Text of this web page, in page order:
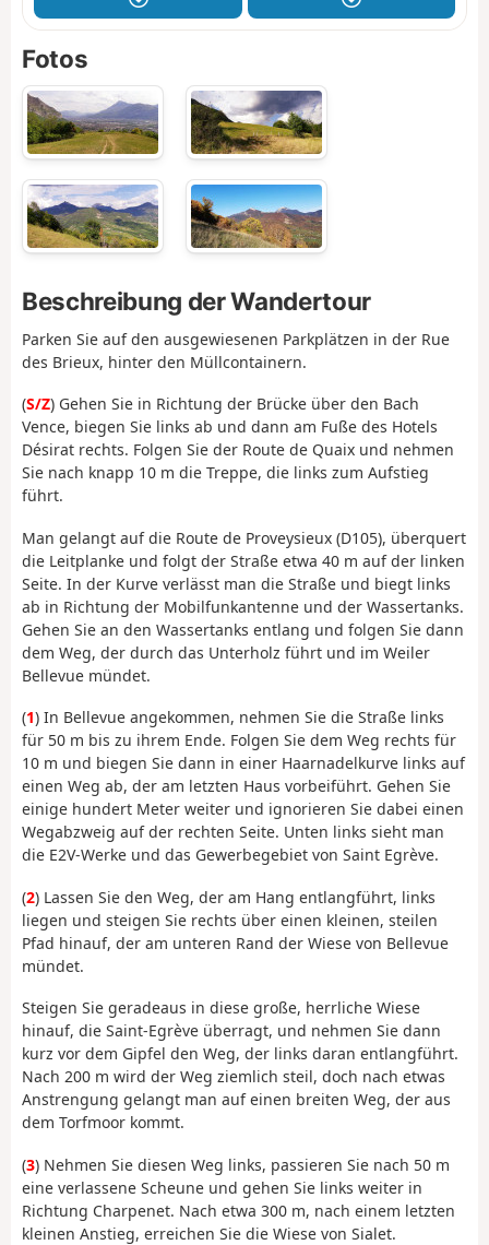
Fotos
Beschreibung der Wandertour
Parken Sie auf den ausgewiesenen Parkplätzen in der Rue
des Brieux, hinter den Müllcontainern.
(S/Z) Gehen Sie in Richtung der Brücke über den Bach
Vence, biegen Sie links ab und dann am Fuße des Hotels
Désirat rechts. Folgen Sie der Route de Quaix und nehmen
Sie nach knapp 10 m die Treppe, die links zum Aufstieg
führt.
Man gelangt auf die Route de Proveysieux (D105), überquert
die Leitplanke und folgt der Straße etwa 40 m auf der linken
Seite. In der Kurve verlässt man die Straße und biegt links
ab in Richtung der Mobilfunkantenne und der Wassertanks.
Gehen Sie an den Wassertanks entlang und folgen Sie dann
dem Weg, der durch das Unterholz führt und im Weiler
Bellevue mündet.
(1) In Bellevue angekommen, nehmen Sie die Straße links
für 50 m bis zu ihrem Ende. Folgen Sie dem Weg rechts für
10 m und biegen Sie dann in einer Haarnadelkurve links auf
einen Weg ab, der am letzten Haus vorbeiführt. Gehen Sie
einige hundert Meter weiter und ignorieren Sie dabei einen
Wegabzweig auf der rechten Seite. Unten links sieht man
die E2V-Werke und das Gewerbegebiet von Saint Egrève.
(2) Lassen Sie den Weg, der am Hang entlangführt, links
liegen und steigen Sie rechts über einen kleinen, steilen
Pfad hinauf, der am unteren Rand der Wiese von Bellevue
mündet.
Steigen Sie geradeaus in diese große, herrliche Wiese
hinauf, die Saint-Egrève überragt, und nehmen Sie dann
kurz vor dem Gipfel den Weg, der links daran entlangführt.
Nach 200 m wird der Weg ziemlich steil, doch nach etwas
Anstrengung gelangt man auf einen breiten Weg, der aus
dem Torfmoor kommt.
(3) Nehmen Sie diesen Weg links, passieren Sie nach 50 m
eine verlassene Scheune und gehen Sie links weiter in
Richtung Charpenet. Nach etwa 300 m, nach einem letzten
kleinen Anstieg, erreichen Sie die Wiese von Sialet.